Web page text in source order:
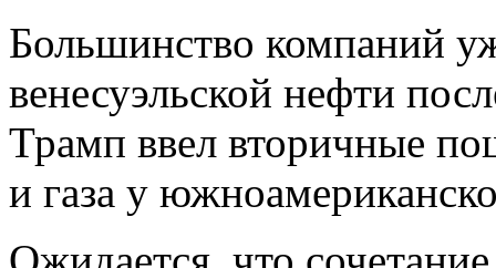
Большинство компаний
венесуэльской нефти
Трамп ввел вторичные
и газа у